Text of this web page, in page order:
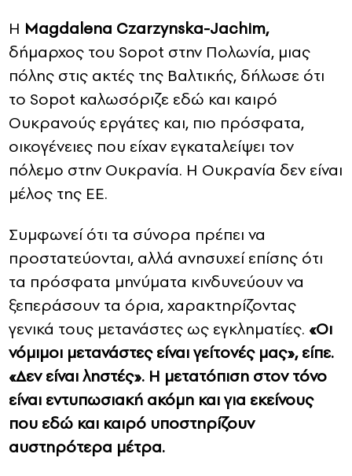
Η Magdalena Czarzynska-Jachim,
δήμαρχος του Sopot στην Πολωνία, μιας
πόλης στις ακτές της Βαλτικής, δήλωσε ότι
το Sopot καλωσόριζε εδώ και καιρό
Ουκρανούς εργάτες και, πιο πρόσφατα,
οικογένειες που είχαν εγκαταλείψει τον
πόλεμο στην Ουκρανία. Η Ουκρανία δεν είναι
μέλος της ΕΕ.
Συμφωνεί ότι τα σύνορα πρέπει να
προστατεύονται, αλλά ανησυχεί επίσης ότι
τα πρόσφατα μηνύματα κινδυνεύουν να
ξεπεράσουν τα όρια, χαρακτηρίζοντας
γενικά τους μετανάστες ως εγκληματίες. «Οι
νόμιμοι μετανάστες είναι γείτονές μας», είπε.
«Δεν είναι ληστές». Η μετατόπιση στον τόνο
είναι εντυπωσιακή ακόμη και για εκείνους
που εδώ και καιρό υποστηρίζουν
αυστηρότερα μέτρα.